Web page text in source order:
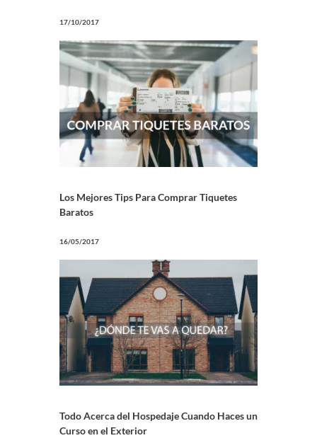
17/10/2017
Los Mejores Tips Para Comprar Tiquetes
Baratos
16/05/2017
Todo Acerca del Hospedaje Cuando Haces un
Curso en el Exterior